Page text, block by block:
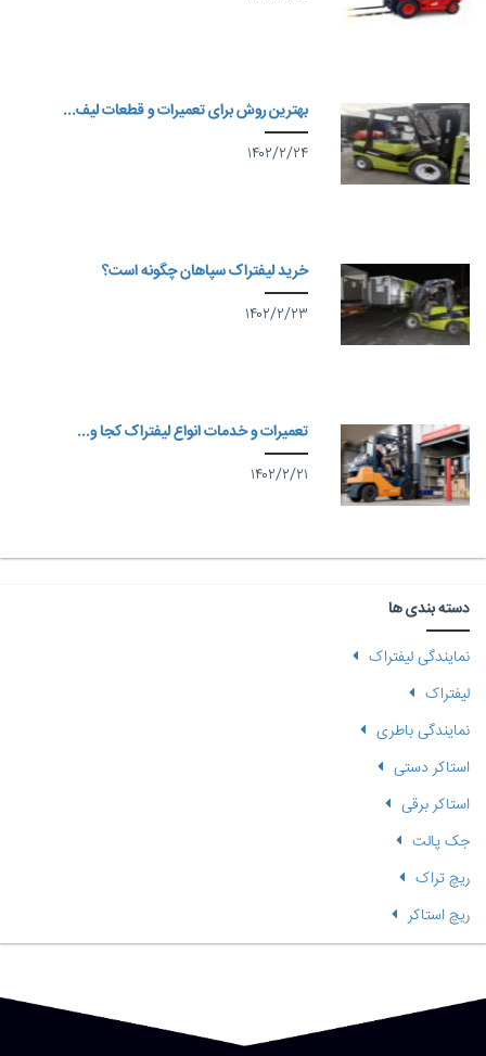
بهترین روش برای تعمیرات و قطعات لیف...
۱۴۰۲/۲/۲۴
خرید لیفتراک سپاهان چگونه است؟
۱۴۰۲/۲/۲۳
تعمیرات و خدمات انواع لیفتراک کجا و...
۱۴۰۲/۲/۲۱
دسته بندی ها
نمایندگی لیفتراک
لیفتراک
نمایندگی باطری
استاکر دستی
استاکر برقی
جک پالت
ریچ تراک
ریچ استاکر